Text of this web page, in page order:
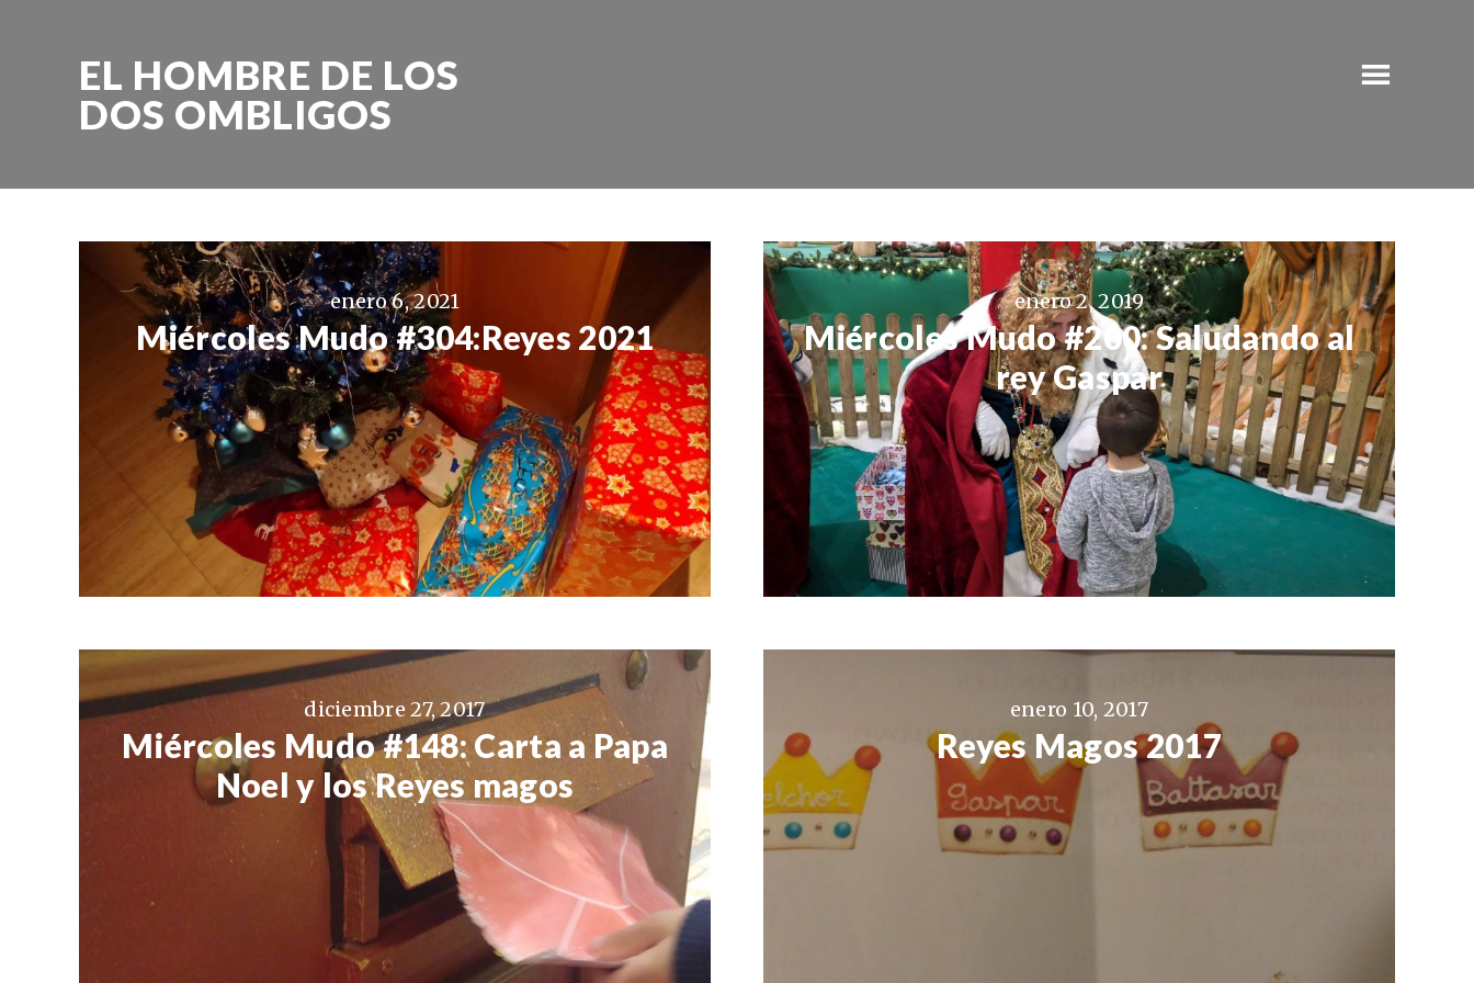
EL HOMBRE DE LOS
DOS OMBLIGOS
enero 6, 2021
Miércoles Mudo #304:Reyes 2021
enero 2, 2019
Miércoles Mudo #200: Saludando al
rey Gaspar
diciembre 27, 2017
Miércoles Mudo #148: Carta a Papa
Noel y los Reyes magos
enero 10, 2017
Reyes Magos 2017